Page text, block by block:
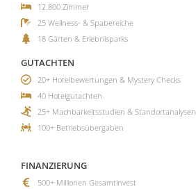
12.800 Zimmer
25 Wellness- & Spabereiche
18 Gärten & Erlebnisparks
GUTACHTEN
20+ Hotelbewertungen & Mystery Checks
40 Hotelgutachten
25+ Machbarkeitsstudien & Standortanalysen
100+ Betriebsübergaben
FINANZIERUNG
500+ Millionen Gesamtinvest